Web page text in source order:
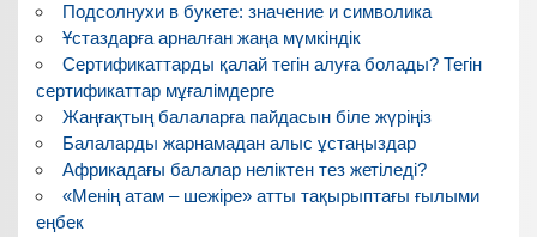
Подсолнухи в букете: значение и символика
Ұстаздарға арналған жаңа мүмкіндік
Сертификаттарды қалай тегін алуға болады? Тегін
сертификаттар мұғалімдерге
Жаңғақтың балаларға пайдасын біле жүріңіз
Балаларды жарнамадан алыс ұстаңыздар
Африкадағы балалар неліктен тез жетіледі?
«Менің атам – шежіре» атты тақырыптағы ғылыми
еңбек